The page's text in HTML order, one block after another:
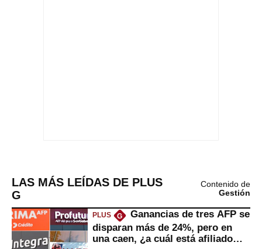
LAS MÁS LEÍDAS DE PLUS
G
Contenido de
Gestión
PLUS G
Ganancias de tres AFP se
disparan más de 24%, pero en
una caen, ¿a cuál está afiliado